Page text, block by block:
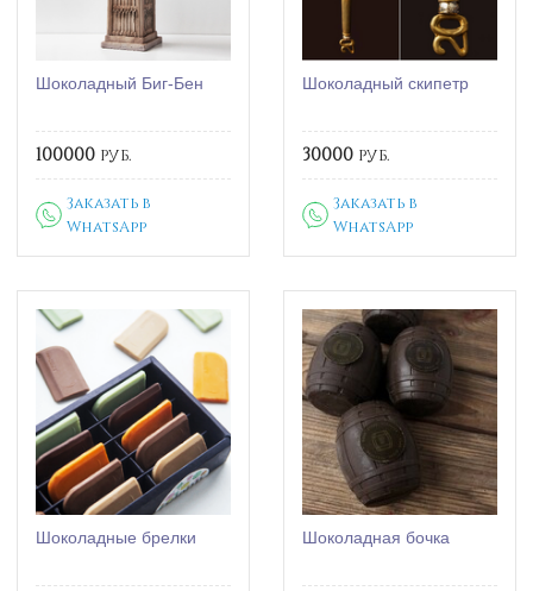
Шоколадный Биг-Бен
100000 руб.
Заказать в
WhatsApp
Шоколадный скипетр
30000 руб.
Заказать в
WhatsApp
Шоколадные брелки Шоколадная бочка